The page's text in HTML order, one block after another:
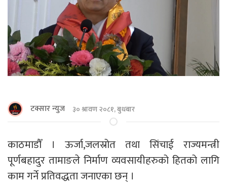
टक्सार न्युज ३० श्रावण २०८१, बुधबार
काठमाडाैँ । ऊर्जा,जलस्रोत तथा सिंचाई राज्यमन्त्री
पूर्णबहादुर तामाङले निर्माण व्यवसायीहरुको हितको लागि
काम गर्ने प्रतिवद्धता जनाएका छन् ।